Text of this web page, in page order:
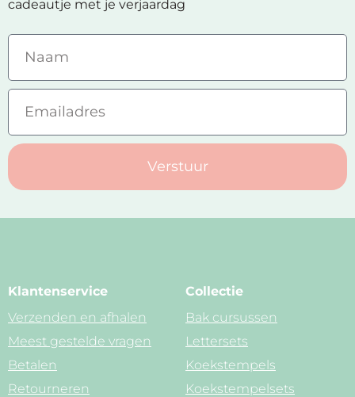
cadeautje met je verjaardag
Verstuur
Klantenservice
Verzenden en afhalen
Meest gestelde vragen
Betalen
Retourneren
Collectie
Bak cursussen
Lettersets
Koekstempels
Koekstempelsets